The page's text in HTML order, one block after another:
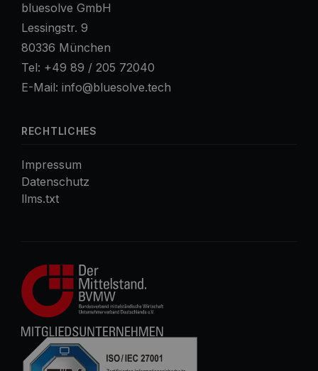
bluesolve GmbH
Lessingstr. 9
80336 München
Tel: +49 89 / 205 72040
E-Mail: info@bluesolve.tech
RECHTLICHES
Impressum
Datenschutz
llms.txt